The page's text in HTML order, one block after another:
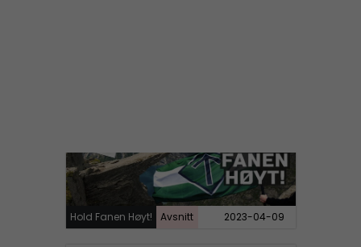
Hold Fanen Høyt! Avsnitt 2023-04-09